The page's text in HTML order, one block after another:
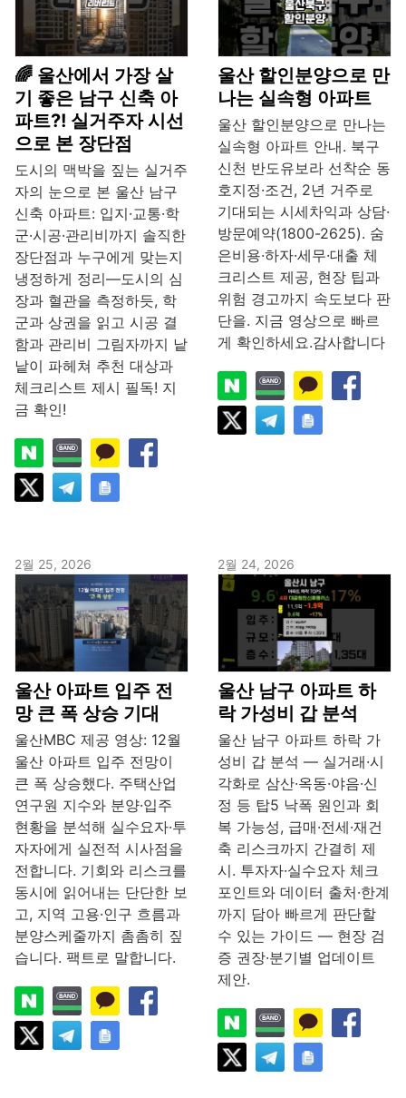
🌈 울산에서 가장 살
기 좋은 남구 신축 아
파트?! 실거주자 시선
으로 본 장단점
도시의 맥박을 짚는 실거주
자의 눈으로 본 울산 남구
신축 아파트: 입지·교통·학
군·시공·관리비까지 솔직한
장단점과 누구에게 맞는지
냉정하게 정리—도시의 심
장과 혈관을 측정하듯, 학
군과 상권을 읽고 시공 결
함과 관리비 그림자까지 낱
낱이 파헤쳐 추천 대상과
체크리스트 제시 필독! 지
금 확인!
울산 할인분양으로 만
나는 실속형 아파트
울산 할인분양으로 만나는
실속형 아파트 안내. 북구
신천 반도유보라 선착순 동
호지정·조건, 2년 거주로
기대되는 시세차익과 상담·
방문예약(1800-2625). 숨
은비용·하자·세무·대출 체
크리스트 제공, 현장 팁과
위험 경고까지 속도보다 판
단을. 지금 영상으로 빠르
게 확인하세요.감사합니다
2월 25, 2026
울산 아파트 입주 전
망 큰 폭 상승 기대
울산MBC 제공 영상: 12월
울산 아파트 입주 전망이
큰 폭 상승했다. 주택산업
연구원 지수와 분양·입주
현황을 분석해 실수요자·투
자자에게 실전적 시사점을
전합니다. 기회와 리스크를
동시에 읽어내는 단단한 보
고, 지역 고용·인구 흐름과
분양스케줄까지 촘촘히 짚
습니다. 팩트로 말합니다.
2월 24, 2026
울산 남구 아파트 하
락 가성비 갑 분석
울산 남구 아파트 하락 가
성비 갑 분석 — 실거래·시
각화로 삼산·옥동·야음·신
정 등 탑5 낙폭 원인과 회
복 가능성, 급매·전세·재건
축 리스크까지 간결히 제
시. 투자자·실수요자 체크
포인트와 데이터 출처·한계
까지 담아 빠르게 판단할
수 있는 가이드 — 현장 검
증 권장·분기별 업데이트
제안.